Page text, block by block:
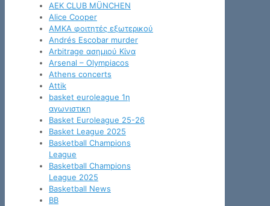
AEK CLUB MÜNCHEN
Alice Cooper
AMKA φοιτητές εξωτερικού
Andrés Escobar murder
Arbitrage ασημιού Κίνα
Arsenal – Olympiacos
Athens concerts
Attik
basket euroleague 1η
αγωνιστικη
Basket Euroleague 25-26
Basket League 2025
Basketball Champions
League
Basketball Champions
League 2025
Basketball News
BB